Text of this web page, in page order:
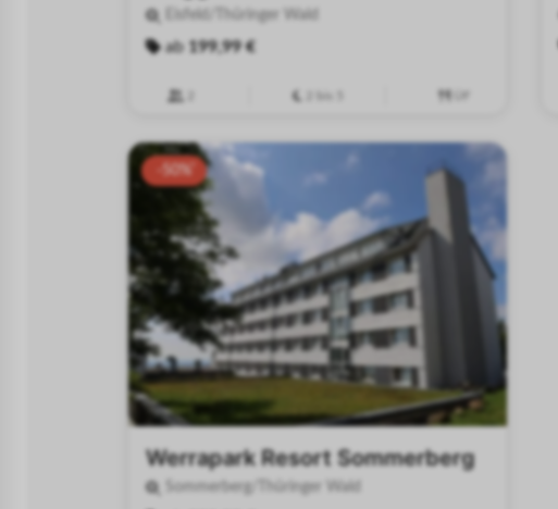
ab 199,99 €
-50%
Werrapark Resort Sommerberg
Sommerberg/Thüringer Wald